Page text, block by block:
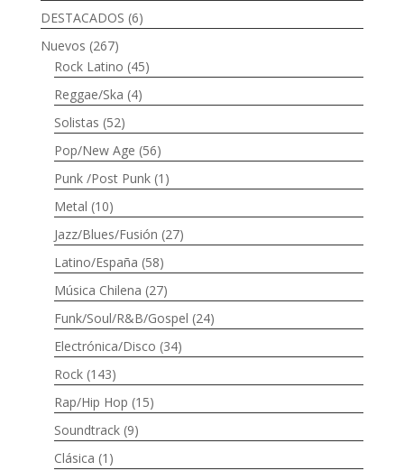
DESTACADOS (6)
Nuevos (267)
Rock Latino (45)
Reggae/Ska (4)
Solistas (52)
Pop/New Age (56)
Punk /Post Punk (1)
Metal (10)
Jazz/Blues/Fusión (27)
Latino/España (58)
Música Chilena (27)
Funk/Soul/R&B/Gospel (24)
Electrónica/Disco (34)
Rock (143)
Rap/Hip Hop (15)
Soundtrack (9)
Clásica (1)